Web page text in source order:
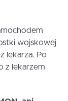
wojskowej
lekarza. Po
z lekarzem